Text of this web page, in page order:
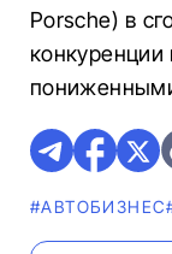
Porsche) в
конкуренции
#AВТОБИЗНЕС